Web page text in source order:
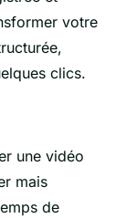
votre
clics.
une vidéo
mais
de